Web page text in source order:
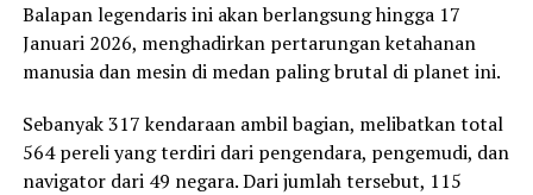
Balapan legendaris ini akan berlangsung hingga 17
Januari 2026, menghadirkan pertarungan ketahanan
manusia dan mesin di medan paling brutal di planet ini.
Sebanyak 317 kendaraan ambil bagian, melibatkan total
564 pereli yang terdiri dari pengendara, pengemudi, dan
navigator dari 49 negara. Dari jumlah tersebut, 115